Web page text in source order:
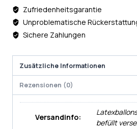
Zufriedenheitsgarantie
Unproblematische
Sichere Zahlungen
Zusätzliche Informationen
Rezensionen (0)
Versandinfo:
befüllt